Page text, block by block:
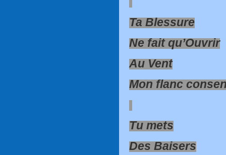
Ta Blessure
Ne fait qu’Ouvrir
Au Vent
Mon flanc
Tu mets
Des Baisers